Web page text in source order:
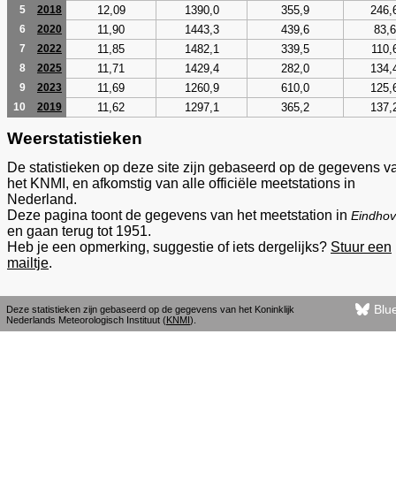
5 2018 12,09 1390,0 355,9
6 2020 11,90 1443,3 439,6 83,6
7 2022 11,85 1482,1 339,5
8 2025 11,71 1429,4 282,0
9 2023 11,69 1260,9 610,0
10 2019 11,62 1297,1 365,2
Weerstatistieken
De statistieken op deze site zijn gebaseerd op de gegevens
het KNMI, en afkomstig van alle officiële meetstations in
Nederland.
Deze pagina toont de gegevens van het meetstation in
en gaan terug tot 1951.
Heb je een opmerking, suggestie of iets dergelijks? Stuur een
mailtje.
Deze statistieken zijn gebaseerd op de gegevens van het Koninklijk
Nederlands Meteorologisch Instituut (KNMI).